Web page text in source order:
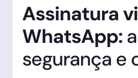
Assinatura
WhatsApp:a
segurança e